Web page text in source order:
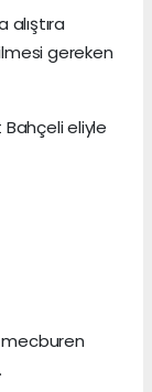
alıştıra
gereken
eliyle
mecburen